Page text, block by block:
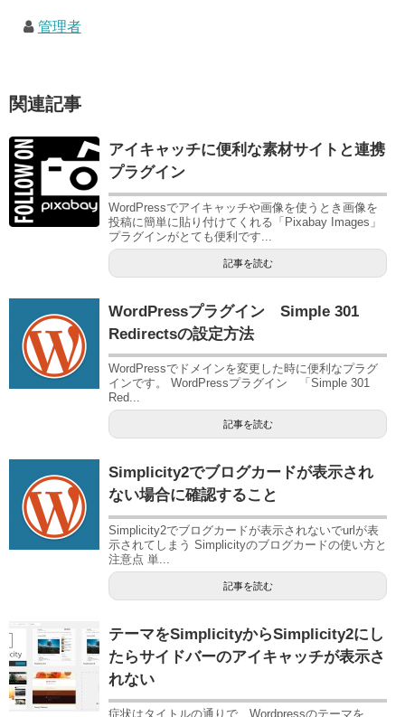
管理者
関連記事
アイキャッチに便利な素材サイトと連携
プラグイン
WordPressでアイキャッチや画像を使うとき画像を
投稿に簡単に貼り付けてくれる「Pixabay Images」
プラグインがとても便利です...
記事を読む
WordPressプラグイン Simple 301
Redirectsの設定方法
WordPressでドメインを変更した時に便利なプラグ
インです。 WordPressプラグイン 「Simple 301
Red...
記事を読む
Simplicity2でブログカードが表示され
ない場合に確認すること
Simplicity2でブログカードが表示されないでurlが表
示されてしまう Simplicityのブログカードの使い方と
注意点 単...
記事を読む
テーマをSimplicityからSimplicity2にし
たらサイドバーのアイキャッチが表示さ
れない
症状はタイトルの通りで、Wordpressのテーマを、